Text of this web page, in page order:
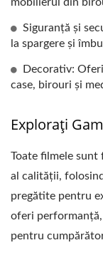
Siguranță și
la spargere și
Decorativ:
case, birouri și
Explorați
Toate filmele
al calității,
pregătite pentru
oferi
pentru